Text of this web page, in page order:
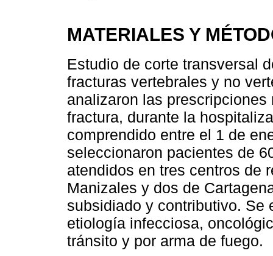
MATERIALES Y
Estudio de corte transversal
fracturas vertebrales y no
analizaron las
fractura, durante la
comprendido entre el 1 de
seleccionaron pacientes de
atendidos en tres centros de
Manizales y dos de
subsidiado y contributivo. Se
etiología infecciosa,
tránsito y por arma de fuego.